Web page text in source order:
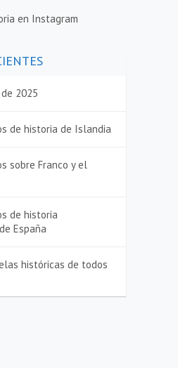
en Instagram
2025
de historia de Islandia
sobre Franco y el
de historia
España
históricas de todos